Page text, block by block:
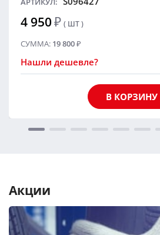
4 950₽ ( ШТ )
СУММА: 19 800₽
Нашли дешевле?
В КОРЗИНУ
Акции